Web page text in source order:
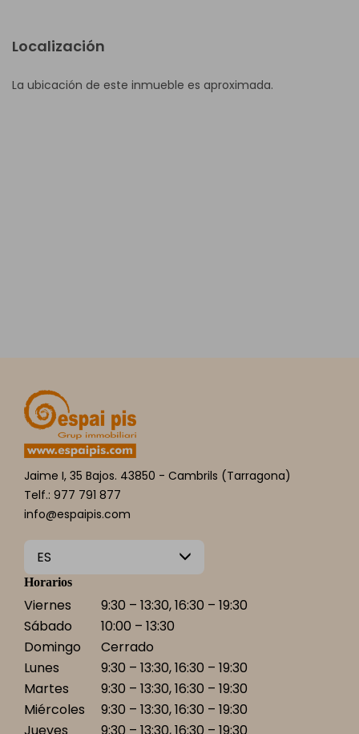
Localización
La ubicación de este inmueble es aproximada.
Jaime I, 35 Bajos. 43850 - Cambrils (Tarragona)
Telf.: 977 791 877
info@espaipis.com
ES
Horarios
Viernes
9:30 – 13:30, 16:30 – 19:30
Sábado
10:00 – 13:30
Domingo
Cerrado
Lunes
9:30 – 13:30, 16:30 – 19:30
Martes
9:30 – 13:30, 16:30 – 19:30
Miércoles
9:30 – 13:30, 16:30 – 19:30
Jueves
9:30 – 13:30, 16:30 – 19:30